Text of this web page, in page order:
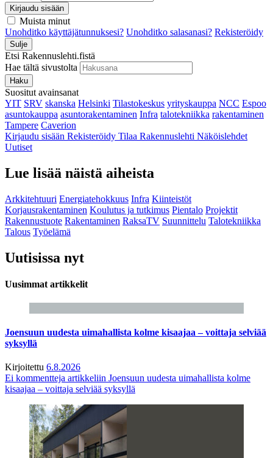
Kirjaudu sisään
Muista minut
Unohditko käyttäjätunnuksesi? Unohditko salasanasi? Rekisteröidy
Sulje
Etsi Rakennuslehti.fistä
Hae tältä sivustolta
Haku
Suositut avainsanat
YIT SRV skanska Helsinki Tilastokeskus yrityskauppa NCC Espoo
asuntokauppa asuntorakentaminen Infra talotekniikka rakentaminen
Tampere Caverion
Kirjaudu sisään Rekisteröidy Tilaa Rakennuslehti Näköislehdet
Uutiset
Lue lisää näistä aiheista
Arkkitehtuuri Energiatehokkuus Infra Kiinteistöt
Korjausrakentaminen Koulutus ja tutkimus Pientalo Projektit
Rakennustuote Rakentaminen RaksaTV Suunnittelu Talotekniikka
Talous Työelämä
Uutisissa nyt
Uusimmat artikkelit
Joensuun uudesta uimahallista kolme kisaajaa – voittaja selviää
syksyllä
Kirjoitettu 6.8.2026
Ei kommentteja artikkeliin Joensuun uudesta uimahallista kolme
kisaajaa – voittaja selviää syksyllä